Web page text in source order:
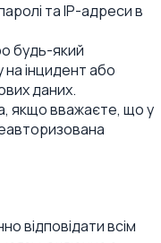
та IP-адреси в
будь-який
на інцидент або
даних.
якщо вважаєте, що у
відповідати всім